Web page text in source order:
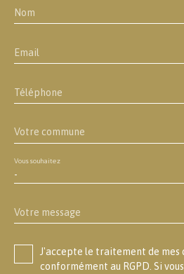
Nom
Email
Téléphone
Votre commune
-
Vous souhaitez
Votre message
J'accepte le traitement de mes
conformément au RGPD. Si